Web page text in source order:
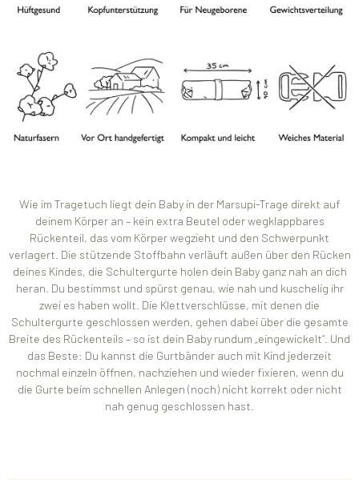
Wie im Tragetuch liegt dein Baby in der Marsupi-Trage direkt auf
deinem Körper an – kein extra Beutel oder wegklappbares
Rückenteil, das vom Körper wegzieht und den Schwerpunkt
verlagert. Die stützende Stoffbahn verläuft außen über den Rücken
deines Kindes, die Schultergurte holen dein Baby ganz nah an dich
heran. Du bestimmst und spürst genau, wie nah und kuschelig ihr
zwei es haben wollt. Die Klettverschlüsse, mit denen die
Schultergurte geschlossen werden, gehen dabei über die gesamte
Breite des Rückenteils – so ist dein Baby rundum „eingewickelt“. Und
das Beste: Du kannst die Gurtbänder auch mit Kind jederzeit
nochmal einzeln öffnen, nachziehen und wieder fixieren, wenn du
die Gurte beim schnellen Anlegen (noch) nicht korrekt oder nicht
nah genug geschlossen hast.